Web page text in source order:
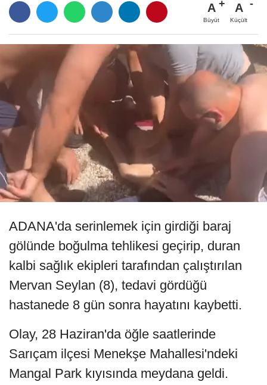
A
Büyüt
A
Küçült
ADANA'da serinlemek için girdiği baraj
gölünde boğulma tehlikesi geçirip, duran
kalbi sağlık ekipleri tarafından çalıştırılan
Mervan Seylan (8), tedavi gördüğü
hastanede 8 gün sonra hayatını kaybetti.
Olay, 28 Haziran'da öğle saatlerinde
Sarıçam ilçesi Menekşe Mahallesi'ndeki
Mangal Park kıyısında meydana geldi.